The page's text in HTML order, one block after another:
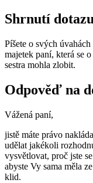
Shrnutí
Píšete o svých
majetek paní, která se
sestra mohla zlobit.
Odpověď na
Vážená paní,
jistě máte právo
udělat jakékoli
vysvětlovat, proč jste
abyste Vy sama měla
klid.